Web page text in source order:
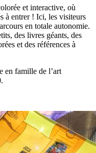
et interactive, où
à entrer ! Ici, les visiteurs
en totale autonomie.
des livres géants, des
et des références à
en famille de l’art